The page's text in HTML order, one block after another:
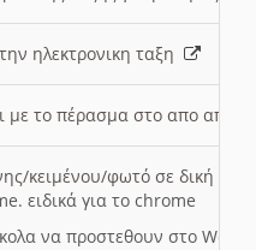
ηλεκτρονικη ταξη
με το πέρασμα στο απο
κειμένου/φωτό σε δική
ειδικά για το chrome
να προστεθουν στο Word